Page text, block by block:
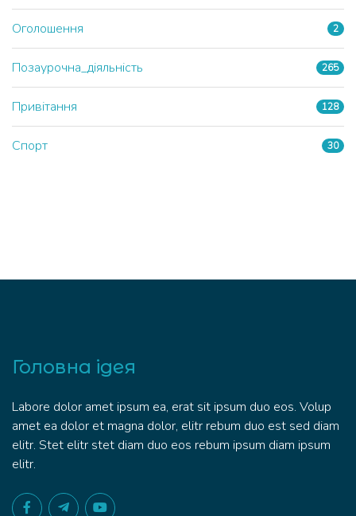
Оголошення 2
Позаурочна_діяльність 265
Привітання 128
Спорт 30
Головна ідея
Labore dolor amet ipsum ea, erat sit ipsum duo eos. Volup
amet ea dolor et magna dolor, elitr rebum duo est sed diam
elitr. Stet elitr stet diam duo eos rebum ipsum diam ipsum
elitr.